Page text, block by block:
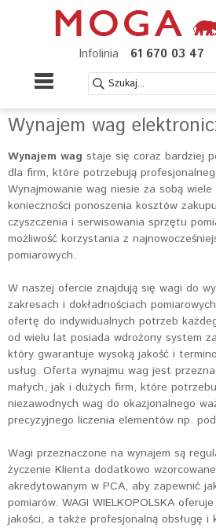
Infolinia 61 670 03 47
Wynajem wag
Wynajem wag staje się coraz bardziej
dla firm, które potrzebują
Wynajmowanie wag niesie za sobą
konieczności ponoszenia kosztów
czyszczenia i serwisowania sprzętu
możliwość korzystania z
pomiarowych.
W naszej ofercie znajdują się wagi do
zakresach i dokładnościach
ofertę do indywidualnych potrzeb
od wielu lat posiada wdrożony system
który gwarantuje wysoką jakość i
usług. Oferta wynajmu wag jest
małych, jak i dużych firm, które
niezawodnych wag do okazjonalnego
precyzyjnego liczenia elementów np.
Wagi przeznaczone na wynajem są
życzenie Klienta dodatkowo
akredytowanym w PCA, aby zapewnić
pomiarów. WAGI WIELKOPOLSKA
jakości, a także profesjonalną obsługę i